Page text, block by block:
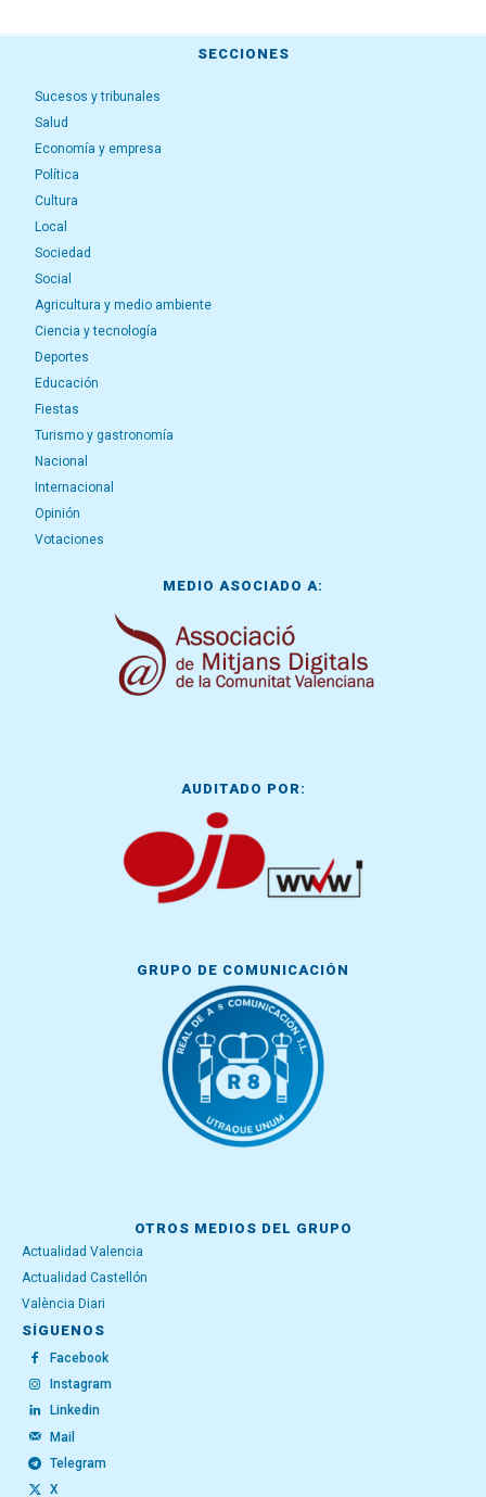
SECCIONES
Sucesos y tribunales
Salud
Economía y empresa
Política
Cultura
Local
Sociedad
Social
Agricultura y medio ambiente
Ciencia y tecnología
Deportes
Educación
Fiestas
Turismo y gastronomía
Nacional
Internacional
Opinión
Votaciones
MEDIO ASOCIADO A:
AUDITADO POR:
GRUPO DE COMUNICACIÓN
OTROS MEDIOS DEL GRUPO
Actualidad Valencia
Actualidad Castellón
València Diari
SÍGUENOS
Facebook
Instagram
Linkedin
Mail
Telegram
X